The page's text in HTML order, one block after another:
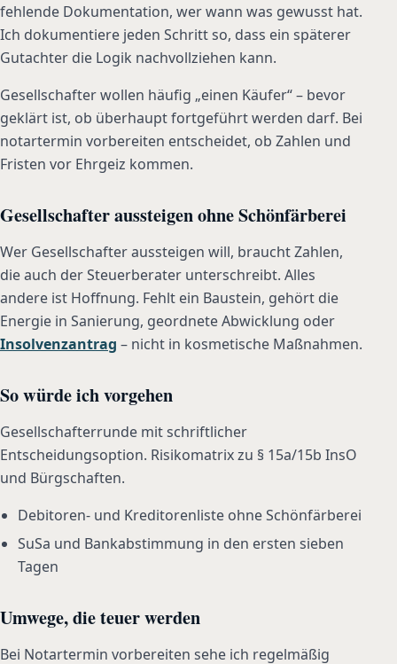
fehlende Dokumentation, wer wann was gewusst hat.
Ich dokumentiere jeden Schritt so, dass ein späterer
Gutachter die Logik nachvollziehen kann.
Gesellschafter wollen häufig „einen Käufer“ – bevor
geklärt ist, ob überhaupt fortgeführt werden darf. Bei
notartermin vorbereiten entscheidet, ob Zahlen und
Fristen vor Ehrgeiz kommen.
Gesellschafter aussteigen ohne Schönfärberei
Wer Gesellschafter aussteigen will, braucht Zahlen,
die auch der Steuerberater unterschreibt. Alles
andere ist Hoffnung. Fehlt ein Baustein, gehört die
Energie in Sanierung, geordnete Abwicklung oder
Insolvenzantrag – nicht in kosmetische Maßnahmen.
So würde ich vorgehen
Gesellschafterrunde mit schriftlicher
Entscheidungsoption. Risikomatrix zu § 15a/15b InsO
und Bürgschaften.
Debitoren- und Kreditorenliste ohne Schönfärberei
SuSa und Bankabstimmung in den ersten sieben
Tagen
Umwege, die teuer werden
Bei Notartermin vorbereiten sehe ich regelmäßig